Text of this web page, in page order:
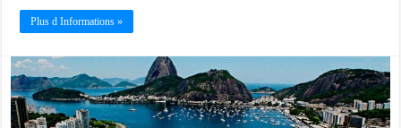
Plus d Informations »